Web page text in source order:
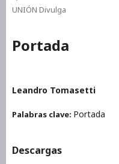
UNIÓN Divulga
Portada
Leandro Tomasetti
Palabras clave: Portada
Descargas